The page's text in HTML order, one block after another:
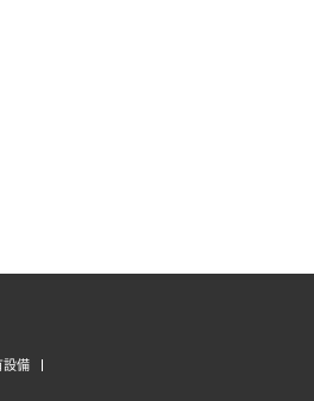
設備